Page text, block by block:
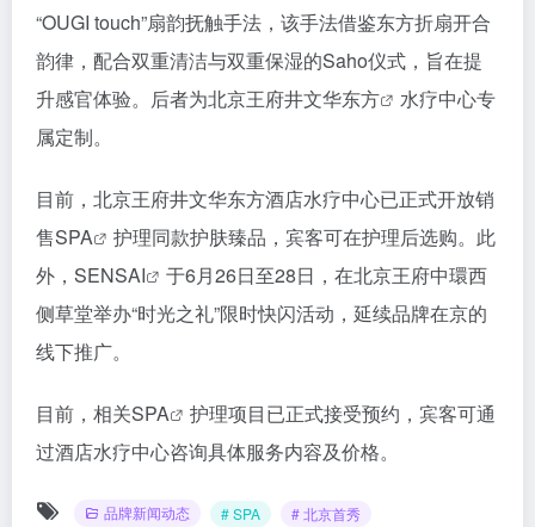
“OUGI touch”扇韵抚触手法，该手法借鉴东方折扇开合
韵律，配合双重清洁与双重保湿的Saho仪式，旨在提
升感官体验。后者为北京王府井文华东方
水疗中心专
属定制。
目前，北京王府井文华东方酒店水疗中心已正式开放销
售SPA
护理同款护肤臻品，宾客可在护理后选购。此
外， SENSAI
于6月26日至28日，在北京王府中環西
侧草堂举办“时光之礼”限时快闪活动，延续品牌在京的
线下推广。
目前，相关SPA
护理项目已正式接受预约，宾客可通
过酒店水疗中心咨询具体服务内容及价格。
品牌新闻动态 # SPA
# 北京首秀